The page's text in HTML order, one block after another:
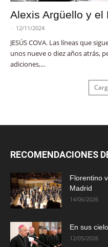
Alexis Argüello y el
- 12/11/2024
JESÚS COVA. Las líneas que
unos nueve o diez años atrás,
adiciones,...
RECOMENDACIONES
Florentino
Madrid
14/06/2026
En sus
12/05/2026